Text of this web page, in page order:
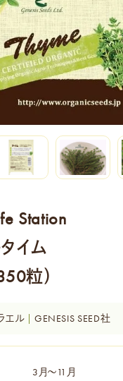
Station
イム
粒）
エル GENESIS SEED社
3月～11月